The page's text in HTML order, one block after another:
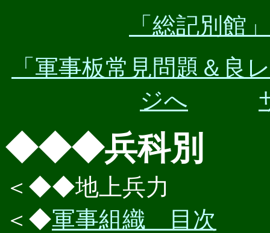
「総記別館
「軍事板常見問題＆良
ジへ
◆◆◆兵科別
＜◆◆地上兵力
＜◆軍事組織 目次